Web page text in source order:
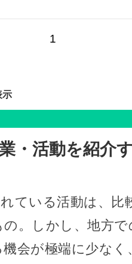
1
示
・活動を紹介
ている活動は、比
。しかし、地方
会が極端に少なく